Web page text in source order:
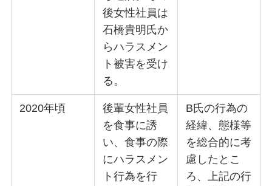
後女性社員は
石橋貴明氏か
らハラスメン
ト被害を受け
る。
2020年頃
後輩女性社員
を食事に誘
い、食事の際
にハラスメン
ト行為を行
B氏の行為の
経緯、態様等
を総合的に考
慮したとこ
ろ、上記の行